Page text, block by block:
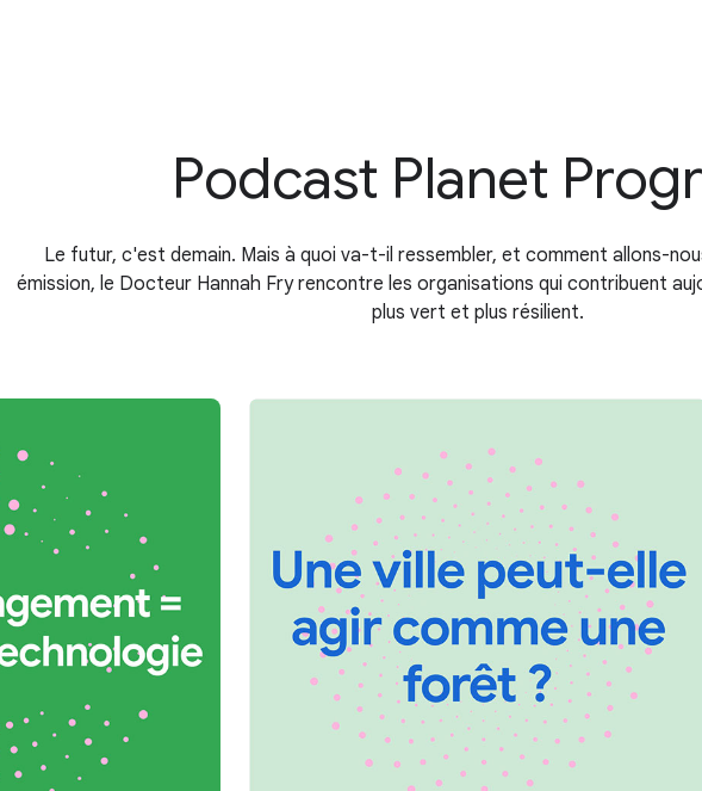
Podcast Planet
Le futur, c'est demain. Mais à quoi va-t-il ressembler, et comment allons-
émission, le Docteur Hannah Fry rencontre les organisations qui contribuent
plus vert et plus résilient.